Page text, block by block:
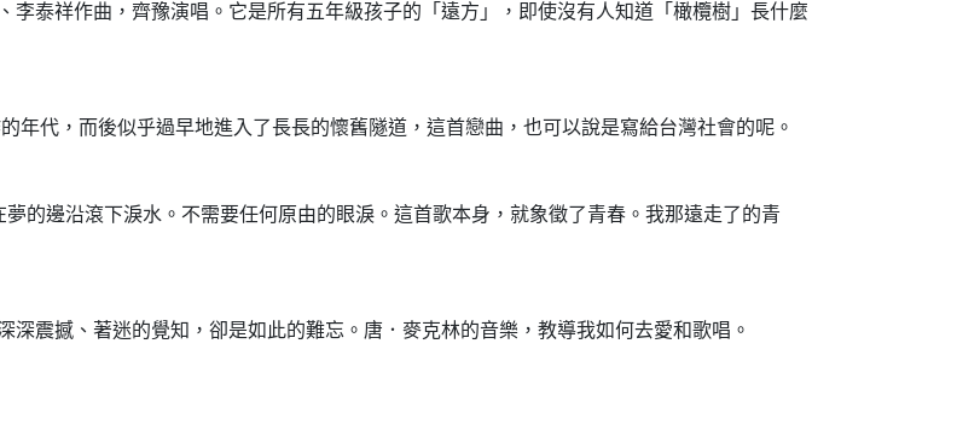
泰祥作曲，齊豫演唱。它是所有五年級孩子的「遠方」，即使沒有人知道「橄欖樹」長什麼
代，而後似乎過早地進入了長長的懷舊隧道，這首戀曲，也可以說是寫給台灣社會的呢。
夢的邊沿滾下淚水。不需要任何原由的眼淚。這首歌本身，就象徵了青春。我那遠走了的青
撼、著迷的覺知，卻是如此的難忘。唐．麥克林的音樂，教導我如何去愛和歌唱。